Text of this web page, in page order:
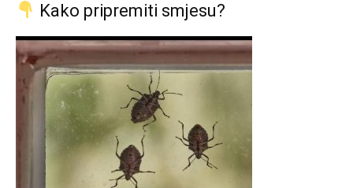
Kako pripremiti smjesu?